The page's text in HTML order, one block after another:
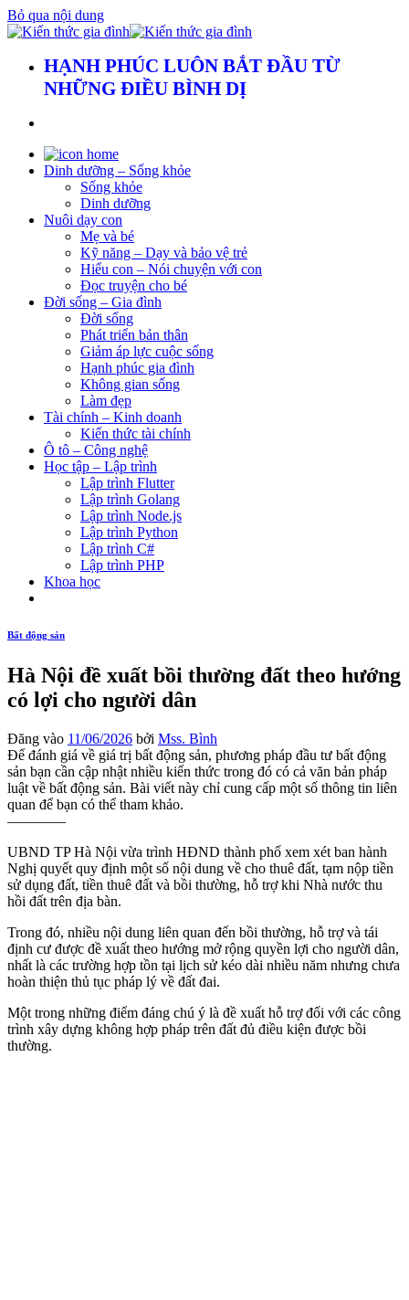
Bỏ qua nội dung
HẠNH PHÚC LUÔN BẮT ĐẦU TỪ
NHỮNG ĐIỀU BÌNH DỊ
Dinh dưỡng – Sống khỏe
Sống khỏe
Dinh dưỡng
Nuôi dạy con
Mẹ và bé
Kỹ năng – Dạy và bảo vệ trẻ
Hiểu con – Nói chuyện với con
Đọc truyện cho bé
Đời sống – Gia đình
Đời sống
Phát triển bản thân
Giảm áp lực cuộc sống
Hạnh phúc gia đình
Không gian sống
Làm đẹp
Tài chính – Kinh doanh
Kiến thức tài chính
Ô tô – Công nghệ
Học tập – Lập trình
Lập trình Flutter
Lập trình Golang
Lập trình Node.js
Lập trình Python
Lập trình C#
Lập trình PHP
Khoa học
Bất động sản
Hà Nội đề xuất bồi thường đất theo hướng
có lợi cho người dân
Đăng vào 11/06/2026 bởi Mss. Bình
Để đánh giá về giá trị bất động sản, phương pháp đầu tư bất động
sản bạn cần cập nhật nhiều kiến thức trong đó có cả văn bản pháp
luật về bất động sản. Bài viết này chỉ cung cấp một số thông tin liên
quan để bạn có thể tham khảo.
————
UBND TP Hà Nội vừa trình HĐND thành phố xem xét ban hành
Nghị quyết quy định một số nội dung về cho thuê đất, tạm nộp tiền
sử dụng đất, tiền thuê đất và bồi thường, hỗ trợ khi Nhà nước thu
hồi đất trên địa bàn.
Trong đó, nhiều nội dung liên quan đến bồi thường, hỗ trợ và tái
định cư được đề xuất theo hướng mở rộng quyền lợi cho người dân,
nhất là các trường hợp tồn tại lịch sử kéo dài nhiều năm nhưng chưa
hoàn thiện thủ tục pháp lý về đất đai.
Một trong những điểm đáng chú ý là đề xuất hỗ trợ đối với các công
trình xây dựng không hợp pháp trên đất đủ điều kiện được bồi
thường.